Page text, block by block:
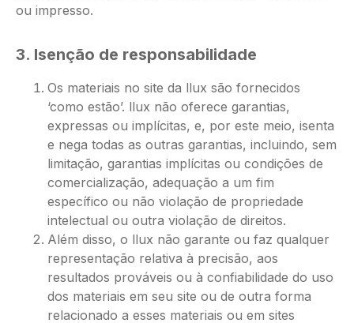
ou impresso.
3. Isenção de responsabilidade
Os materiais no site da llux são fornecidos
‘como estão’. llux não oferece garantias,
expressas ou implícitas, e, por este meio, isenta
e nega todas as outras garantias, incluindo, sem
limitação, garantias implícitas ou condições de
comercialização, adequação a um fim
específico ou não violação de propriedade
intelectual ou outra violação de direitos.
Além disso, o llux não garante ou faz qualquer
representação relativa à precisão, aos
resultados prováveis ​​ou à confiabilidade do uso
dos materiais em seu site ou de outra forma
relacionado a esses materiais ou em sites